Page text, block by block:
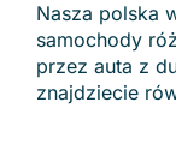
Nasza polska
samochody
przez auta z
znajdziecie